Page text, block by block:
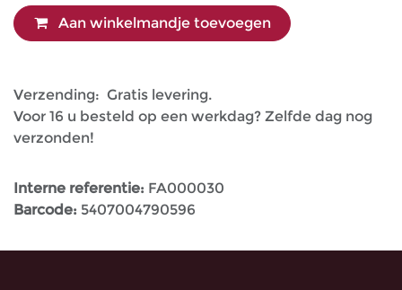
Aan winkelmandje toevoegen
Verzending: Gratis levering.
Voor 16 u besteld op een werkdag? Zelfde dag nog
verzonden!
Interne referentie: FA000030
Barcode: 5407004790596